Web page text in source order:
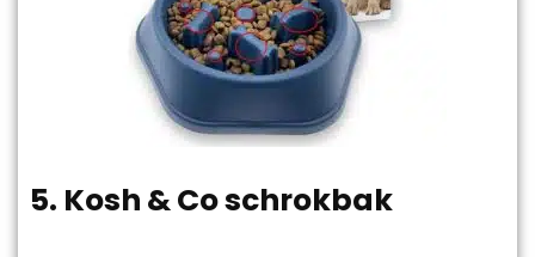
5. Kosh & Co schrokbak